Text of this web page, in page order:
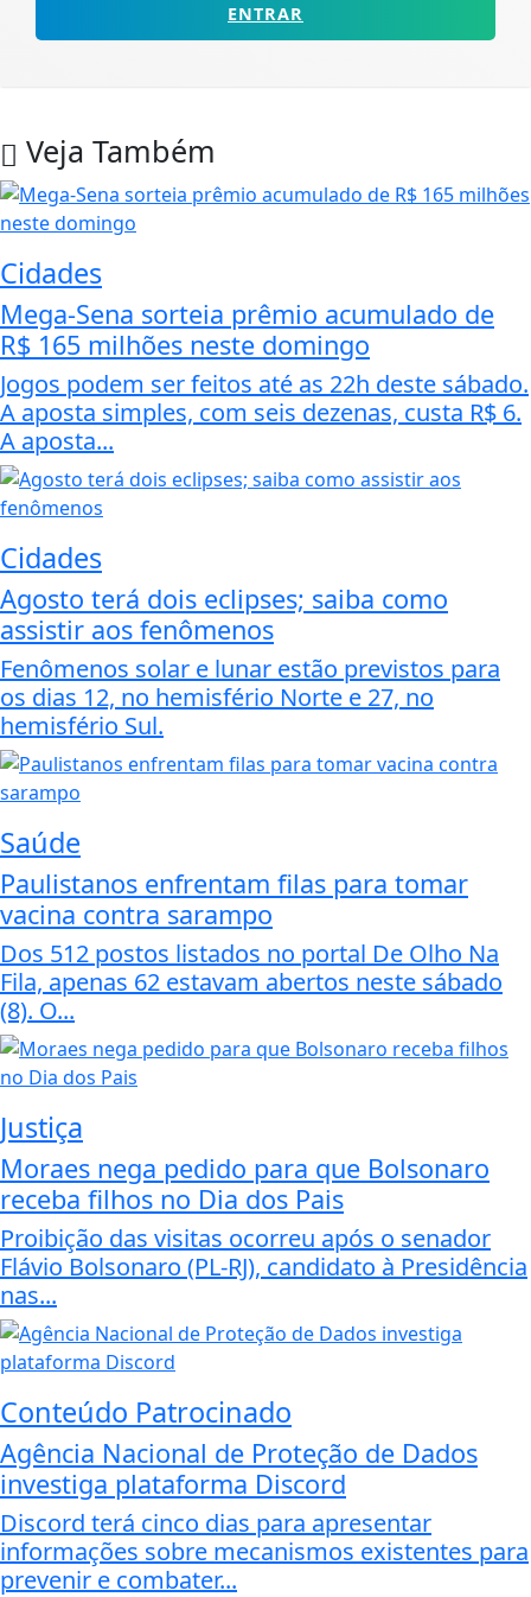
ENTRAR
Veja Também
Cidades
Mega-Sena sorteia prêmio acumulado de
R$ 165 milhões neste domingo
Jogos podem ser feitos até as 22h deste sábado.
A aposta simples, com seis dezenas, custa R$ 6.
A aposta...
Cidades
Agosto terá dois eclipses; saiba como
assistir aos fenômenos
Fenômenos solar e lunar estão previstos para
os dias 12, no hemisfério Norte e 27, no
hemisfério Sul.
Saúde
Paulistanos enfrentam filas para tomar
vacina contra sarampo
Dos 512 postos listados no portal De Olho Na
Fila, apenas 62 estavam abertos neste sábado
(8). O...
Justiça
Moraes nega pedido para que Bolsonaro
receba filhos no Dia dos Pais
Proibição das visitas ocorreu após o senador
Flávio Bolsonaro (PL-RJ), candidato à Presidência
nas...
Conteúdo Patrocinado
Agência Nacional de Proteção de Dados
investiga plataforma Discord
Discord terá cinco dias para apresentar
informações sobre mecanismos existentes para
prevenir e combater...